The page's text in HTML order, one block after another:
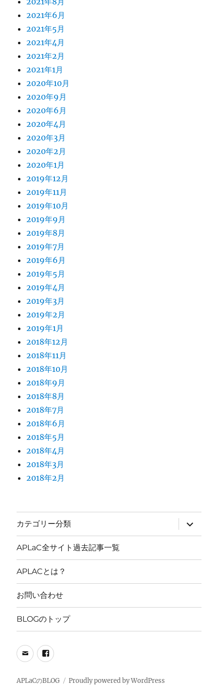
2021年6月
2021年5月
2021年4月
2021年2月
2021年1月
2020年10月
2020年9月
2020年6月
2020年4月
2020年3月
2020年2月
2020年1月
2019年12月
2019年11月
2019年10月
2019年9月
2019年8月
2019年7月
2019年6月
2019年5月
2019年4月
2019年3月
2019年2月
2019年1月
2018年12月
2018年11月
2018年10月
2018年9月
2018年8月
2018年7月
2018年6月
2018年5月
2018年4月
2018年3月
2018年2月
カテゴリー分類
サ
ブ
メ
ー
開
APLaC全サイト過去記事一覧
APLACとは？
お問い合わせ
BLOGのトップ
メ
ル
FB
APLaCのBLOG Proudly powered by WordPress